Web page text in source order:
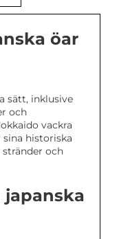
öar
sätt, inklusive
och
vackra
historiska
och
japanska